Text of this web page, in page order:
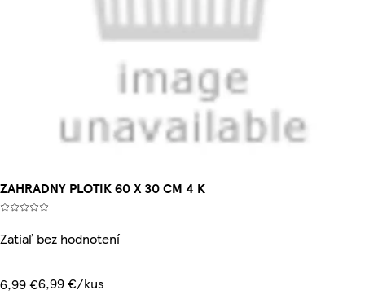
ZAHRADNY PLOTIK 60 X 30 CM 4 K
Zatiaľ bez hodnotení
6,99 €6,99 €/kus